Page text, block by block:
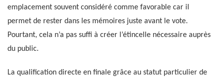
emplacement souvent considéré comme favorable car il
permet de rester dans les mémoires juste avant le vote.
Pourtant, cela n’a pas suffi à créer l’étincelle nécessaire auprès
du public.
La qualification directe en finale grâce au statut particulier de